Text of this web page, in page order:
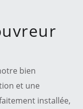
bien
et une
installée,